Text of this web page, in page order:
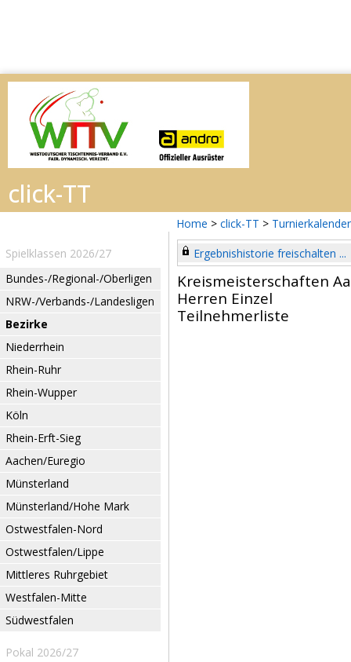
Home > click-TT > Turnierkalender
Spielklassen 2026/27
Bundes-/Regional-/Oberligen
NRW-/Verbands-/Landesligen
Bezirke
Niederrhein
Rhein-Ruhr
Rhein-Wupper
Köln
Rhein-Erft-Sieg
Aachen/Euregio
Münsterland
Münsterland/Hohe Mark
Ostwestfalen-Nord
Ostwestfalen/Lippe
Mittleres Ruhrgebiet
Westfalen-Mitte
Südwestfalen
Pokal 2026/27
Ergebnishistorie freischalten ...
Kreismeisterschaften
Herren Einzel
Teilnehmerliste